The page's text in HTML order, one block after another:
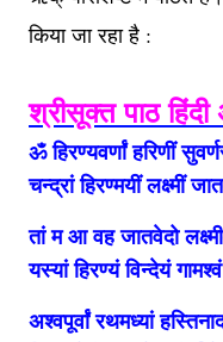
किया जा रहा है :
श्रीसूक्त पाठ
ॐ हिरण्यवर्णां हरिणीं
चन्द्रां हिरण्मयीं लक्ष्मीं
तां म आ वह जातवेदो
यस्यां हिरण्यं विन्देयं
अश्वपूर्वां रथमध्यां